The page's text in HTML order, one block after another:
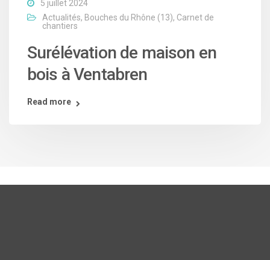
5 juillet 2024
Actualités, Bouches du Rhône (13), Carnet de
chantiers
Surélévation de maison en
bois à Ventabren
Read more